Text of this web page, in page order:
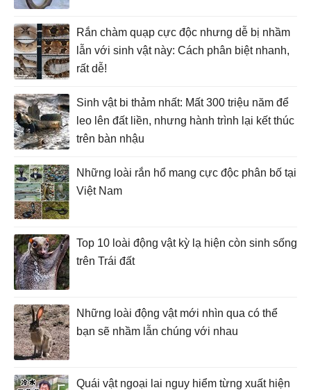
Rắn chàm quạp cực độc nhưng dễ bị nhầm
lẫn với sinh vật này: Cách phân biệt nhanh,
rất dễ!
Sinh vật bi thảm nhất: Mất 300 triệu năm để
leo lên đất liền, nhưng hành trình lại kết thúc
trên bàn nhậu
Những loài rắn hổ mang cực độc phân bố tại
Việt Nam
Top 10 loài động vật kỳ lạ hiện còn sinh sống
trên Trái đất
Những loài động vật mới nhìn qua có thể
bạn sẽ nhầm lẫn chúng với nhau
Quái vật ngoại lai nguy hiểm từng xuất hiện